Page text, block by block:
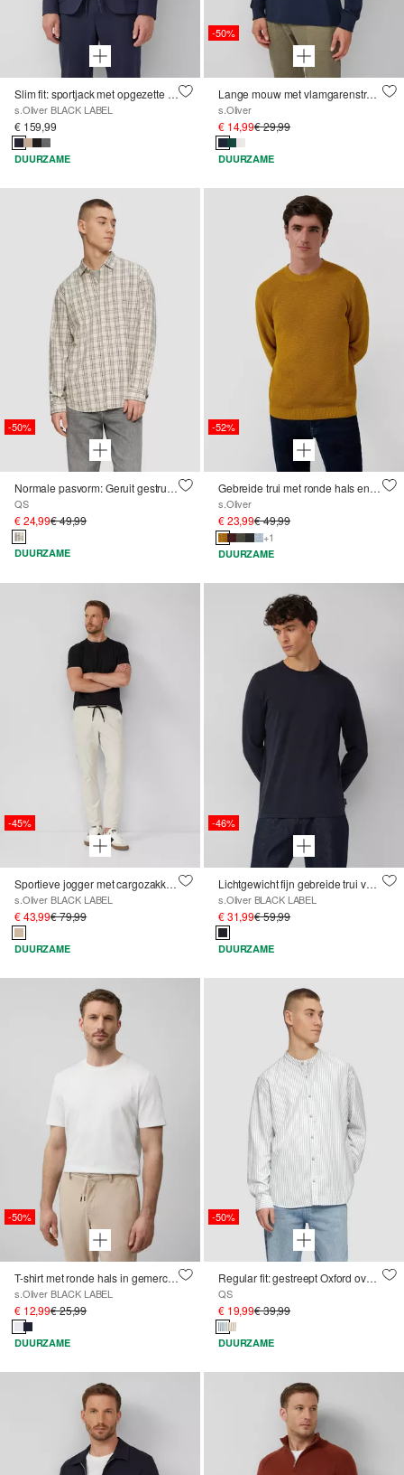
Slim fit: sportjack met opgezette zakken
s.Oliver BLACK LABEL
€ 159,99
DUURZAME
-50%
Lange mouw met vlamgarenstructuur en frontprint
s.Oliver
€ 14,99€ 29,99
DUURZAME
-50%
Normale pasvorm: Geruit gestructureerd overhemd van katoen
QS
€ 24,99€ 49,99
DUURZAME
-52%
Gebreide trui met ronde hals en structuurpatroon
s.Oliver
€ 23,99€ 49,99
+1
DUURZAME
-45%
Sportieve jogger met cargozakken van stretchjersey
s.Oliver BLACK LABEL
€ 43,99€ 79,99
DUURZAME
-46%
Lichtgewicht fijn gebreide trui van puur katoen
s.Oliver BLACK LABEL
€ 31,99€ 59,99
DUURZAME
-50%
T-shirt met ronde hals in gemerceriseerd katoen jersey
s.Oliver BLACK LABEL
€ 12,99€ 25,99
DUURZAME
-50%
Regular fit: gestreept Oxford overhemd met opstaande kraag
QS
€ 19,99€ 39,99
DUURZAME